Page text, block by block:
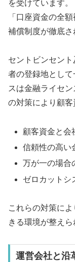
を受けています
「口座資金の全
補償制度が徹底さ
セントビンセン
者の登録地とし
スは金融ライセ
の対策により顧客
顧客資金と会
信頼性の高い
万が一の場合
ゼロカットシ
これらの対策に
きる環境が整えら
運営会社と沿